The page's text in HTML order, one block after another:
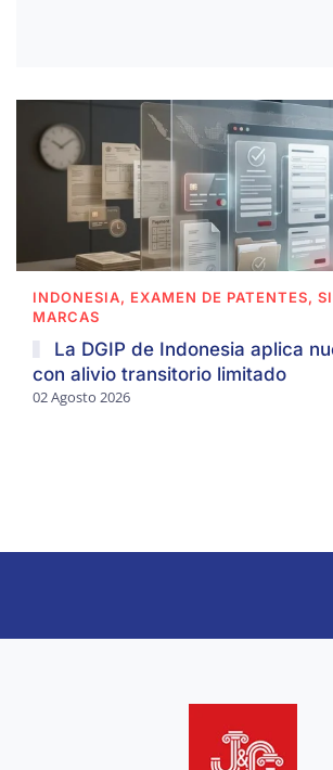
INDONESIA, EXAMEN DE PATENTES,
MARCAS
La DGIP de Indonesia aplica
con alivio transitorio limitado
02 Agosto 2026